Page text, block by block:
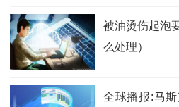
被油烫伤起泡
么处理）
全球播报:马